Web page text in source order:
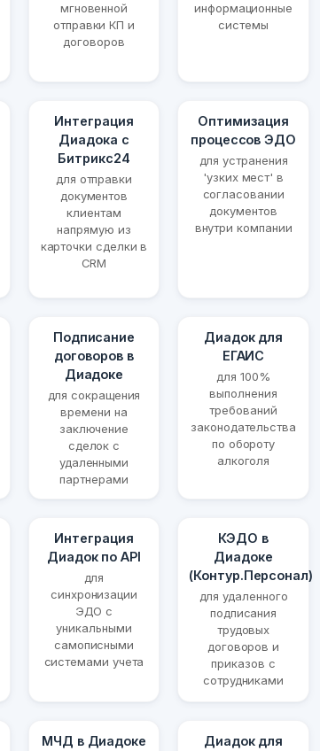
мгновенной
отправки КП и
договоров
информационные
системы
Интеграция
Диадока с
Битрикс24
для отправки
документов
клиентам
напрямую из
карточки сделки в
CRM
Оптимизация
процессов ЭДО
для устранения
'узких мест' в
согласовании
документов
внутри компании
Подписание
договоров в
Диадоке
для сокращения
времени на
заключение
сделок с
удаленными
партнерами
Диадок для
ЕГАИС
для 100%
выполнения
требований
законодательства
по обороту
алкоголя
Интеграция
Диадок по API
для
синхронизации
ЭДО с
уникальными
самописными
системами учета
КЭДО в
Диадоке
(Контур.Персонал)
для удаленного
подписания
трудовых
договоров и
приказов с
сотрудниками
МЧД в Диадоке
Диадок для